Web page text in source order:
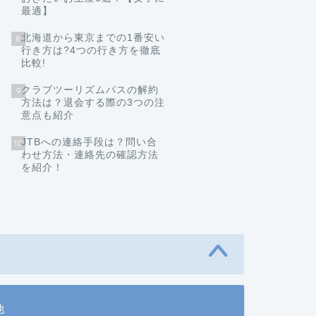
最適】
8北海道から東京までの1番安い
行き方は?4つの行き方を徹底
比較!
9 クラブツーリズムパスの解約
方法は？退会する際の3つの注
意点も紹介
10JTBへの連絡手段は？問い合
わせ方法・連絡先の確認方法
を紹介！